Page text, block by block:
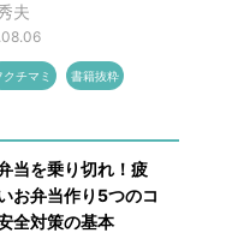
夫
クチマミ 書籍抜粋
当を乗り切れ！疲
お弁当作り5つのコ
全対策の基本